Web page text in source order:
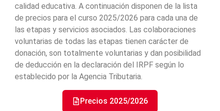
calidad educativa. A continuación disponen de la lista
de precios para el curso 2025/2026 para cada una de
las etapas y servicios asociados. Las colaboraciones
voluntarias de todas las etapas tienen carácter de
donación, son totalmente voluntarias y dan posibilidad
de deducción en la declaración del IRPF según lo
establecido por la Agencia Tributaria.
Precios 2025/2026